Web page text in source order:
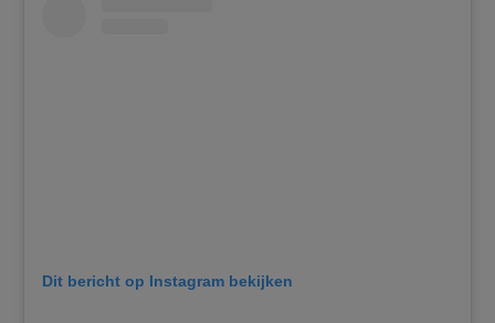
Dit bericht op Instagram bekijken